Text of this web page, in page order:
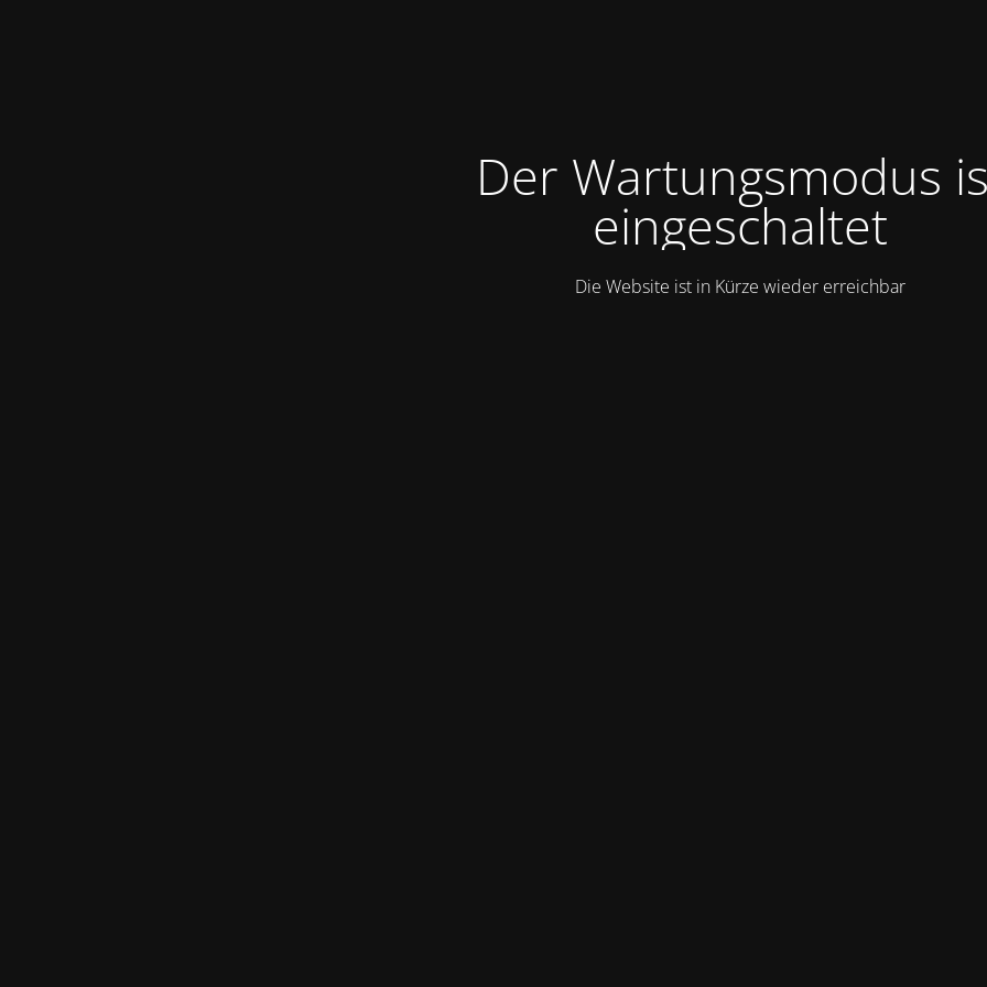
Der Wartungsmodus
eingeschaltet
Die Website ist in Kürze wieder erreichbar